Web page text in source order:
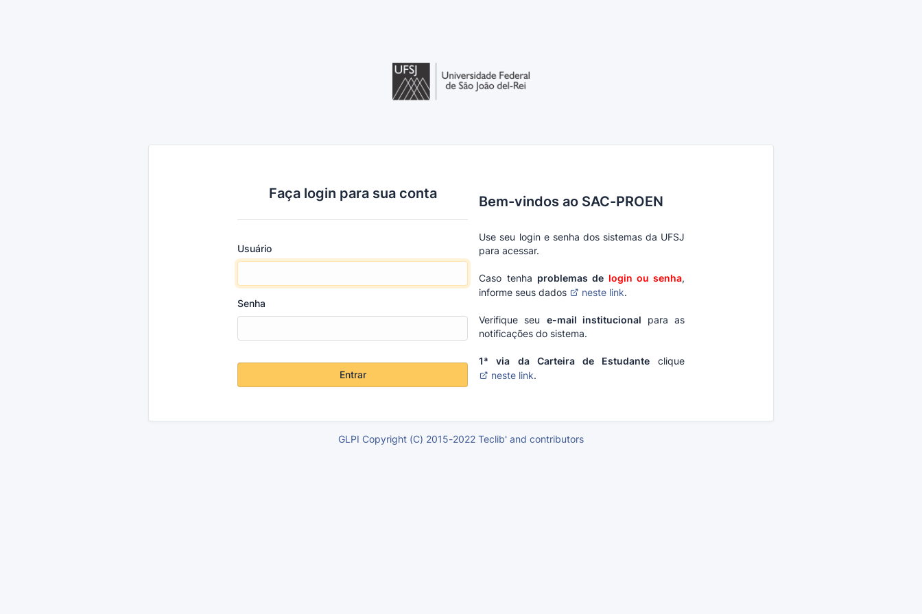
Faça login para sua conta
Usuário
Senha
Entrar
Bem-vindos ao SAC-PROEN
Use seu login e senha dos sistemas da UFSJ
para acessar.
Caso tenha problemas de login ou senha,
informe seus dados
neste link.
Verifique seu e-mail institucional para as
notificações do sistema.
1ª via da Carteira de Estudante clique
neste link.
GLPI Copyright (C) 2015-2022 Teclib' and contributors